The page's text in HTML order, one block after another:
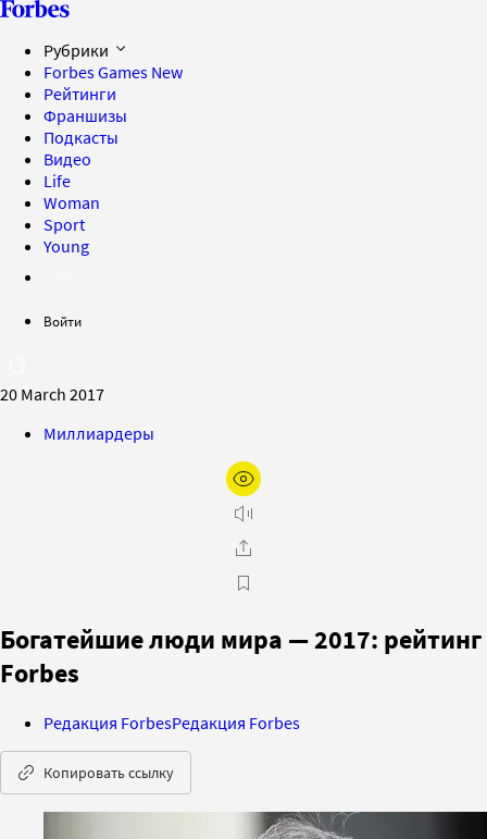
Рубрики
Forbes Games New
Рейтинги
Франшизы
Подкасты
Видео
Life
Woman
Sport
Young
Войти
20 March 2017
Миллиардеры
Богатейшие люди мира — 2017: рейтинг
Forbes
Редакция ForbesРедакция Forbes
Копировать ссылку